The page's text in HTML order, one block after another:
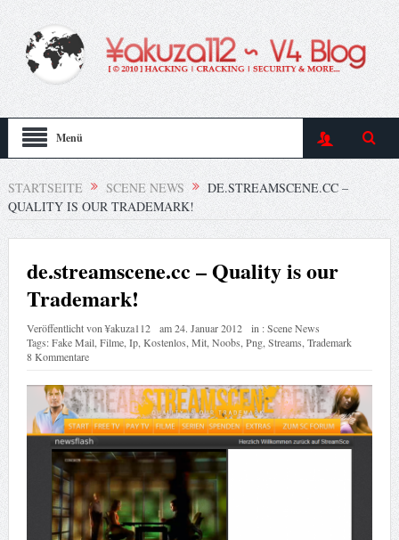
Menü
STARTSEITE SCENE NEWS
DE.STREAMSCENE.CC –
QUALITY IS OUR TRADEMARK!
de.streamscene.cc – Quality is our
Trademark!
Veröffentlicht von¥akuza112 am24. Januar 2012 in :Scene News
Tags:Fake Mail, Filme, Ip, Kostenlos Mit, Noobs Png, Streams Trademark
8 Kommentare